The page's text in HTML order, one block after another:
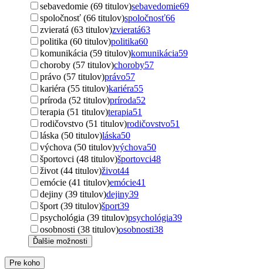
sebavedomie (69 titulov)sebavedomie69
spoločnosť (66 titulov)spoločnosť66
zvieratá (63 titulov)zvieratá63
politika (60 titulov)politika60
komunikácia (59 titulov)komunikácia59
choroby (57 titulov)choroby57
právo (57 titulov)právo57
kariéra (55 titulov)kariéra55
príroda (52 titulov)príroda52
terapia (51 titulov)terapia51
rodičovstvo (51 titulov)rodičovstvo51
láska (50 titulov)láska50
výchova (50 titulov)výchova50
športovci (48 titulov)športovci48
život (44 titulov)život44
emócie (41 titulov)emócie41
dejiny (39 titulov)dejiny39
šport (39 titulov)šport39
psychológia (39 titulov)psychológia39
osobnosti (38 titulov)osobnosti38
Ďalšie možnosti
Pre koho